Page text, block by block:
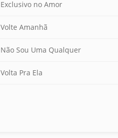
Exclusivo no Amor
Volte Amanhã
Não Sou Uma Qualquer
Volta Pra Ela